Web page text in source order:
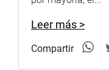
Leer más >
Compartir